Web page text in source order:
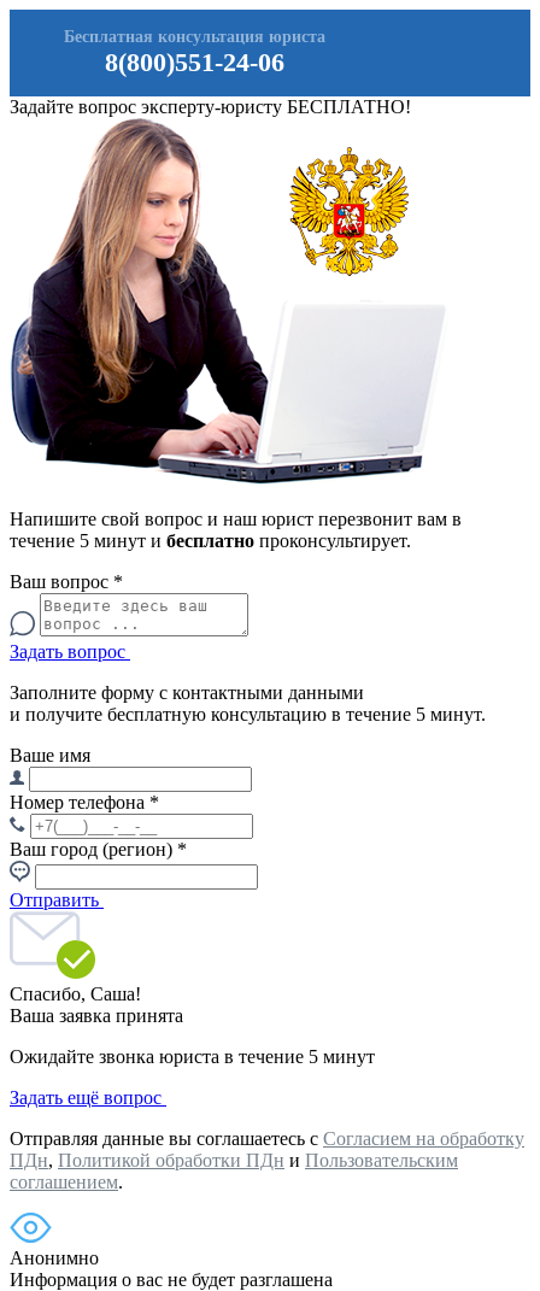
8(800)551-24-06
Бесплатная консультация юриста
Задайте вопрос эксперту-юристу БЕСПЛАТНО!
Напишите свой вопрос и наш юрист перезвонит вам в
течение 5 минут и бесплатно проконсультирует.
Ваш вопрос *
Задать вопрос
Заполните форму с контактными данными
и получите бесплатную консультацию в течение 5 минут.
Ваше имя
Номер телефона *
Ваш город (регион) *
Отправить
Спасибо, Саша!
Ваша заявка принята
Ожидайте звонка юриста в течение 5 минут
Задать ещё вопрос
Отправляя данные вы соглашаетесь с Согласием на обработку
ПДн, Политикой обработки ПДн и Пользовательским
соглашением.
Анонимно
Информация о вас не будет разглашена